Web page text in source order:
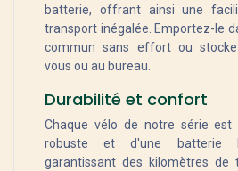
batterie, offrant ainsi une
transport inégalée. Emportez-le
commun sans effort ou
vous ou au bureau.
Durabilité et confort
Chaque vélo de notre série est
robuste et d'une batterie
garantissant des kilomètres de